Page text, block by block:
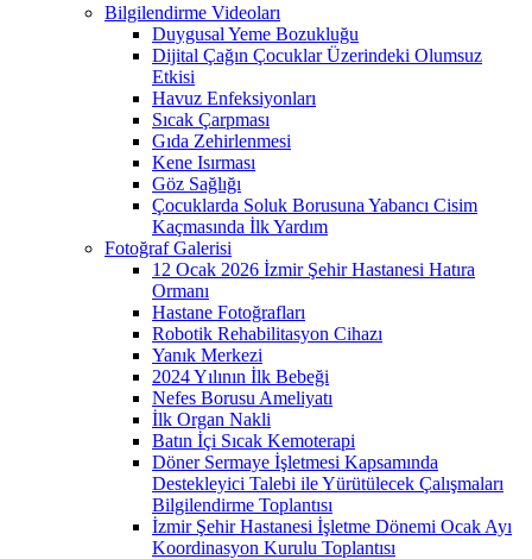
Bilgilendirme Videoları
Duygusal Yeme Bozukluğu
Dijital Çağın Çocuklar Üzerindeki Olumsuz
Etkisi
Havuz Enfeksiyonları
Sıcak Çarpması
Gıda Zehirlenmesi
Kene Isırması
Göz Sağlığı
Çocuklarda Soluk Borusuna Yabancı Cisim
Kaçmasında İlk Yardım
Fotoğraf Galerisi
12 Ocak 2026 İzmir Şehir Hastanesi Hatıra
Ormanı
Hastane Fotoğrafları
Robotik Rehabilitasyon Cihazı
Yanık Merkezi
2024 Yılının İlk Bebeği
Nefes Borusu Ameliyatı
İlk Organ Nakli
Batın İçi Sıcak Kemoterapi
Döner Sermaye İşletmesi Kapsamında
Destekleyici Talebi ile Yürütülecek Çalışmaları
Bilgilendirme Toplantısı
İzmir Şehir Hastanesi İşletme Dönemi Ocak Ayı
Koordinasyon Kurulu Toplantısı